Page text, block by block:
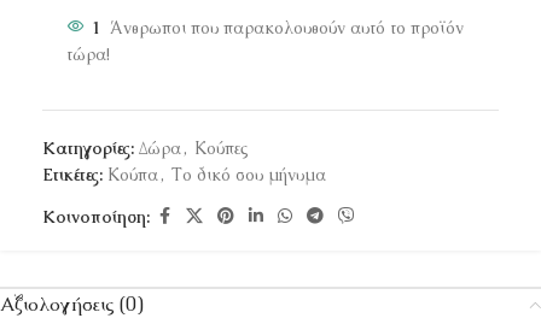
1 Άνθρωποι που παρακολουθούν αυτό το προϊόν
τώρα!
Κατηγορίες: Δώρα, Κούπες
Ετικέτες: Κούπα, Το δικό σου μήνυμα
Κοινοποίηση:
Αξιολογήσεις (0)